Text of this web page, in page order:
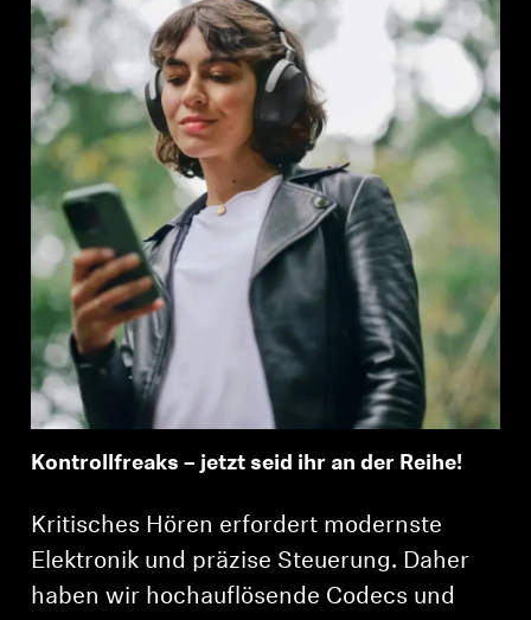
Kontrollfreaks – jetzt seid ihr an der Reihe!
Kritisches Hören erfordert modernste
Elektronik und präzise Steuerung. Daher
haben wir hochauflösende Codecs und